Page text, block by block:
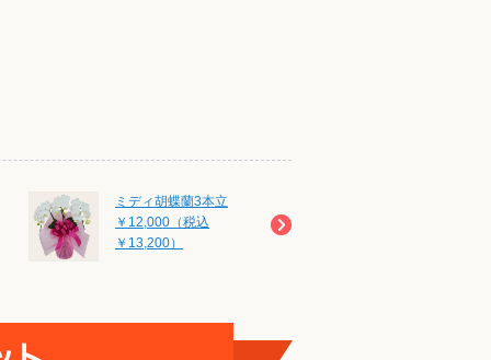
ミディ胡蝶蘭3本立
￥12,000（税込
￥13,200）